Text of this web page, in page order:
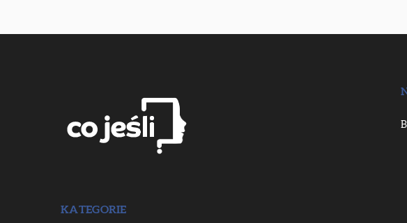
KATEGORIE